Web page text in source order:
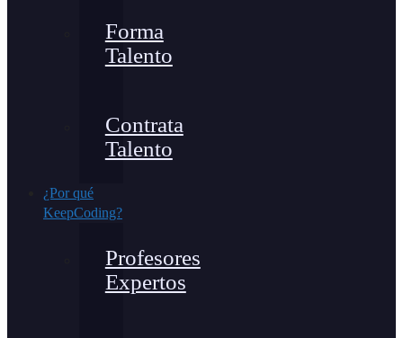
Forma
Talento
Contrata
Talento
¿Por qué
KeepCoding?
Profesores
Expertos